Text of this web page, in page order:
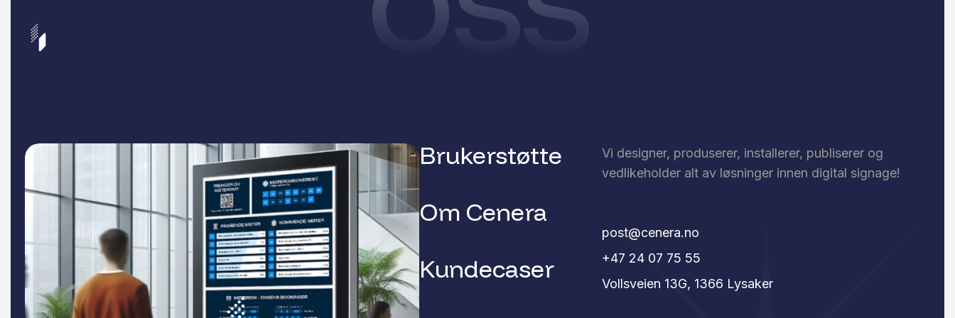
Brukerstøtte
Om Cenera
Kundecaser
Vi designer, produserer, installerer, publiserer og
vedlikeholder alt av løsninger innen digital signage!
post@cenera.no
+47 24 07 75 55
Vollsveien 13G, 1366 Lysaker